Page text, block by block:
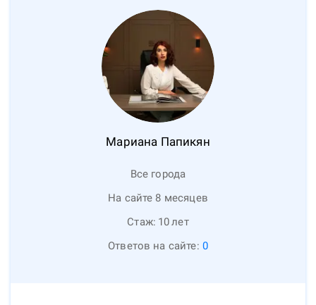
Мариана Папикян
Все города
На сайте 8 месяцев
Стаж: 10лет
Ответов на сайте: 0